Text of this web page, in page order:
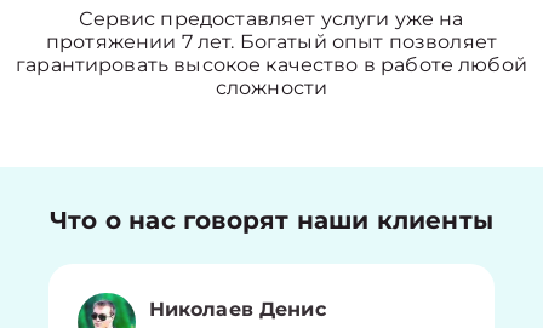
Сервис предоставляет услуги уже на
протяжении 7 лет. Богатый опыт позволяет
гарантировать высокое качество в работе любой
сложности
Что о нас говорят наши клиенты
Николаев Денис